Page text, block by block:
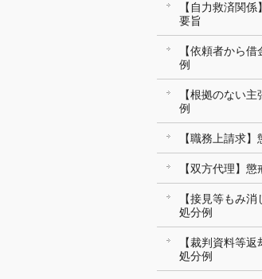
【自力救済関
要旨
【依頼者から
例
【根拠のない
例
【職務上請求】
【双方代理】懲
【接見等もみ
処分例
【裁判資料等
処分例